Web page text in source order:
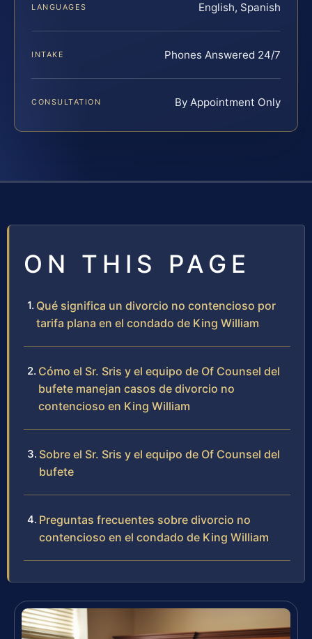
LANGUAGES English, Spanish
INTAKE Phones Answered 24/7
CONSULTATION By Appointment Only
ON THIS PAGE
Qué significa un divorcio no contencioso por
tarifa plana en el condado de King William
Cómo el Sr. Sris y el equipo de Of Counsel del
bufete manejan casos de divorcio no
contencioso en King William
Sobre el Sr. Sris y el equipo de Of Counsel del
bufete
Preguntas frecuentes sobre divorcio no
contencioso en el condado de King William